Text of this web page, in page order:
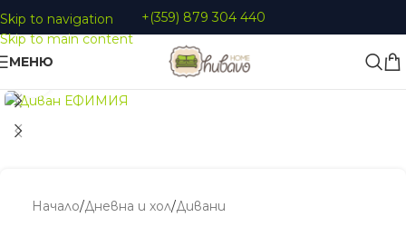
Skip to navigation
Skip to main content
+(359) 879 304 440
МЕНЮ
Начало/Дневна и хол/Дивани